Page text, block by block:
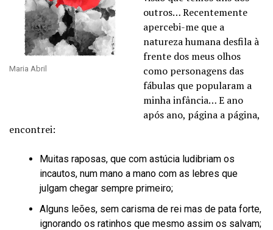
Maria Abril
outros… Recentemente
apercebi-me que a
natureza humana desfila à
frente dos meus olhos
como personagens das
fábulas que popularam a
minha infância… E ano
após ano, página a página,
encontrei:
Muitas raposas, que com astúcia ludibriam os
incautos, num mano a mano com as lebres que
julgam chegar sempre primeiro;
Alguns leões, sem carisma de rei mas de pata forte,
ignorando os ratinhos que mesmo assim os salvam;